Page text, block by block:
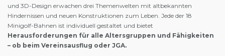
und 3D-Design erwachen drei Themenwelten mit altbekannten
Hindernissen und neuen Konstruktionen zum Leben. Jede der 18
Minigolf-Bahnen ist individuell gestaltet und bietet
Herausforderungen für alle Altersgruppen und Fähigkeiten
– ob beim Vereinsausflug oder JGA.